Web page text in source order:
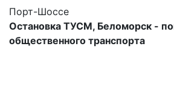
Порт-Шоссе
Остановка ТУСМ, Беломорск -
общественного транспорта